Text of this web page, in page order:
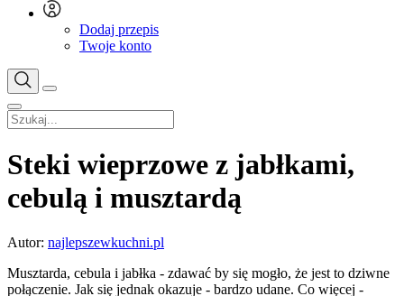
Dodaj przepis
Twoje konto
Steki wieprzowe z jabłkami,
cebulą i musztardą
Autor: najlepszewkuchni.pl
Musztarda, cebula i jabłka - zdawać by się mogło, że jest to dziwne
połączenie. Jak się jednak okazuje - bardzo udane. Co więcej -